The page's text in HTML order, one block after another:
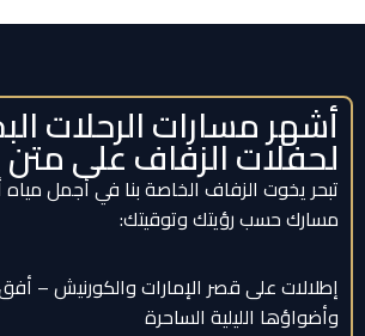
أشهر مسارات الرحلات
لحفلات الزفاف على متن
تبحر يخوت الزفاف الخاصة بنا في أجمل
مسارك حسب رؤيتك وتوقيتك:
إطلالات على قصر الإمارات والكورنيش – أفق
وأضواؤها الليلية الساحرة